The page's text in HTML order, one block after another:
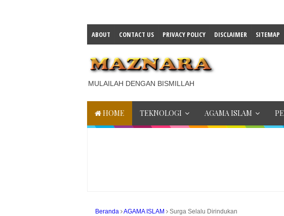
ABOUT CONTACT US PRIVACY POLICY DISCLAIMER SITEMAP
MULAILAH DENGAN BISMILLAH
HOME TEKNOLOGI AGAMA ISLAM
Beranda AGAMA ISLAM Surga Selalu Dirindukan